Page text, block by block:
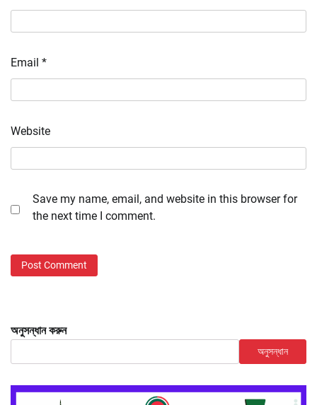
Email *
Website
Save my name, email, and website in this browser for
the next time I comment.
অনুসন্ধান করুন
অনুসন্ধান